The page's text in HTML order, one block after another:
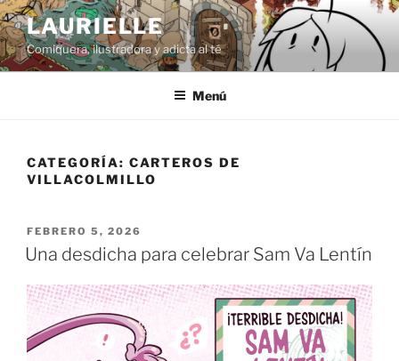
Saltar
al
contenido
LAURIELLE
Comiquera, ilustradora y adicta al té
Menú
CATEGORÍA: CARTEROS DE
VILLACOLMILLO
PUBLICADO
EL
FEBRERO 5, 2026
Una desdicha para celebrar Sam Va Lentín